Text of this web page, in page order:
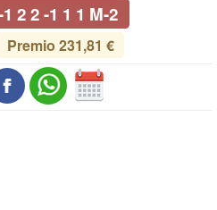
2 2 -1 1 1 M-2
Premio 231,81 €